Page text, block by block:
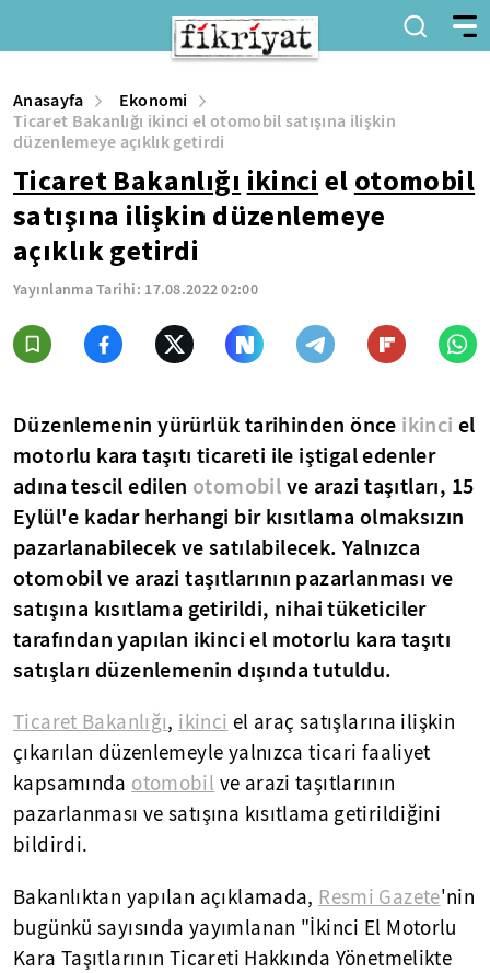
Anasayfa
Ekonomi
Ticaret Bakanlığı ikinci el otomobil satışına ilişkin
düzenlemeye açıklık getirdi
Ticaret Bakanlığı ikinci el otomobil
satışına ilişkin düzenlemeye
açıklık getirdi
Yayınlanma Tarihi: 17.08.2022 02:00
Düzenlemenin yürürlük tarihinden önce ikinci el
motorlu kara taşıtı ticareti ile iştigal edenler
adına tescil edilen otomobilve arazi taşıtları, 15
Eylül'e kadar herhangi bir kısıtlama olmaksızın
pazarlanabilecek ve satılabilecek. Yalnızca
otomobil ve arazi taşıtlarının pazarlanması ve
satışına kısıtlama getirildi, nihai tüketiciler
tarafından yapılan ikinci el motorlu kara taşıtı
satışları düzenlemenin dışında tutuldu.
Ticaret Bakanlığı, ikinci el araç satışlarına ilişkin
çıkarılan düzenlemeyle yalnızca ticari faaliyet
kapsamında otomobil ve arazi taşıtlarının
pazarlanması ve satışına kısıtlama getirildiğini
bildirdi.
Bakanlıktan yapılan açıklamada, Resmi Gazete'nin
bugünkü sayısında yayımlanan "İkinci El Motorlu
Kara Taşıtlarının Ticareti Hakkında Yönetmelikte